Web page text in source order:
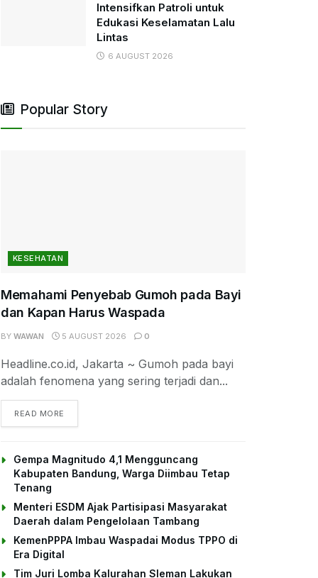
Intensifkan Patroli untuk
Edukasi Keselamatan Lalu
Lintas
6 AUGUST 2026
Popular Story
KESEHATAN
Memahami Penyebab Gumoh pada Bayi
dan Kapan Harus Waspada
BY WAWAN 5 AUGUST 2026 0
Headline.co.id, Jakarta ~ Gumoh pada bayi
adalah fenomena yang sering terjadi dan...
READ MORE
Gempa Magnitudo 4,1 Mengguncang
Kabupaten Bandung, Warga Diimbau Tetap
Tenang
Menteri ESDM Ajak Partisipasi Masyarakat
Daerah dalam Pengelolaan Tambang
KemenPPPA Imbau Waspadai Modus TPPO di
Era Digital
Tim Juri Lomba Kalurahan Sleman Lakukan